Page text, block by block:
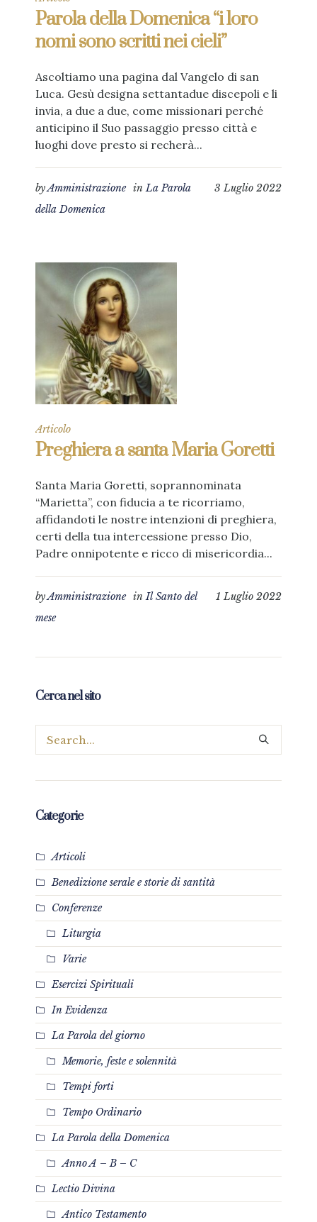
Parola della Domenica “i loro
nomi sono scritti nei cieli”
Ascoltiamo una pagina dal Vangelo di san
Luca. Gesù designa settantadue discepoli e li
invia, a due a due, come missionari perché
anticipino il Suo passaggio presso città e
luoghi dove presto si recherà...
3 Luglio 2022
byAmministrazione inLa Parola
della Domenica
Articolo
Preghiera a santa Maria Goretti
Santa Maria Goretti, soprannominata
“Marietta”, con fiducia a te ricorriamo,
affidandoti le nostre intenzioni di preghiera,
certi della tua intercessione presso Dio,
Padre onnipotente e ricco di misericordia...
1 Luglio 2022
byAmministrazione inIl Santo del
mese
Cerca nel sito
Categorie
Articoli
Benedizione serale e storie di santità
Conferenze
Liturgia
Varie
Esercizi Spirituali
In Evidenza
La Parola del giorno
Memorie, feste e solennità
Tempi forti
Tempo Ordinario
La Parola della Domenica
Anno A – B – C
Lectio Divina
Antico Testamento